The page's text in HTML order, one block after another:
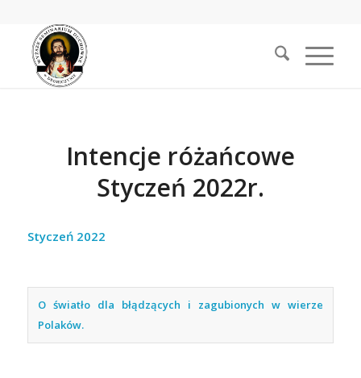
Intencje różańcowe
Styczeń 2022r.
Styczeń 2022
O światło dla błądzących i zagubionych w wierze
Polaków.